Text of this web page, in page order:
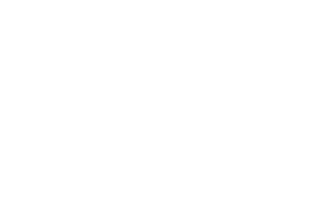
ดับประเทศ และการประกวดโครงงานคอมพิวเตอร์ ช่วงชั้นที่ 3
2568